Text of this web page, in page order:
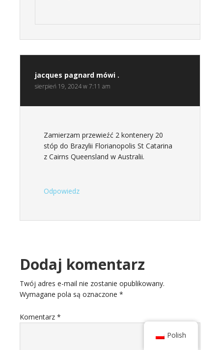
jacques pagnard mówi .
sierpień 19, 2024 w 7:11 am
Zamierzam przewieźć 2 kontenery 20
stóp do Brazylii Florianopolis St Catarina
z Cairns Queensland w Australii.
Odpowiedz
Dodaj komentarz
Twój adres e-mail nie zostanie opublikowany.
Wymagane pola są oznaczone *
Komentarz *
Polish